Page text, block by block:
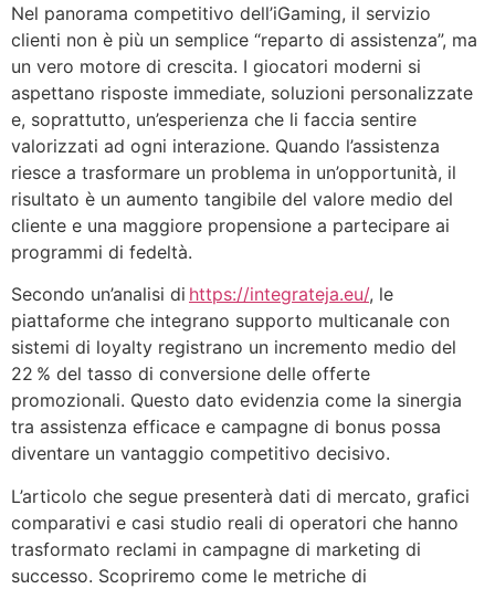
al
contenido
Nel panorama competitivo dell’iGaming, il servizio
clienti non è più un semplice “reparto di assistenza”, ma
un vero motore di crescita. I giocatori moderni si
aspettano risposte immediate, soluzioni personalizzate
e, soprattutto, un’esperienza che li faccia sentire
valorizzati ad ogni interazione. Quando l’assistenza
riesce a trasformare un problema in un’opportunità, il
risultato è un aumento tangibile del valore medio del
cliente e una maggiore propensione a partecipare ai
programmi di fedeltà.
Secondo un’analisi di https://integrateja.eu/, le
piattaforme che integrano supporto multicanale con
sistemi di loyalty registrano un incremento medio del
22 % del tasso di conversione delle offerte
promozionali. Questo dato evidenzia come la sinergia
tra assistenza efficace e campagne di bonus possa
diventare un vantaggio competitivo decisivo.
L’articolo che segue presenterà dati di mercato, grafici
comparativi e casi studio reali di operatori che hanno
trasformato reclami in campagne di marketing di
successo. Scopriremo come le metriche di